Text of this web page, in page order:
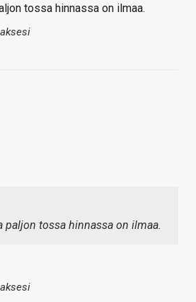
tossa hinnassa on ilmaa.
paljon tossa hinnassa on ilmaa.